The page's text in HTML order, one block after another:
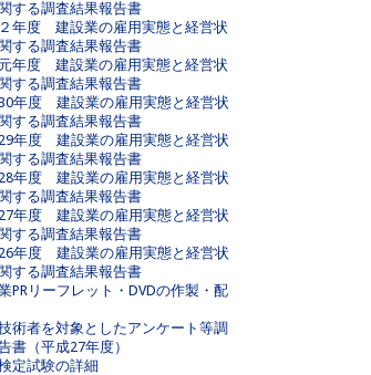
する調査結果報告書
年度 建設業の雇用実態と経営状
する調査結果報告書
年度 建設業の雇用実態と経営状
する調査結果報告書
年度 建設業の雇用実態と経営状
する調査結果報告書
年度 建設業の雇用実態と経営状
する調査結果報告書
年度 建設業の雇用実態と経営状
する調査結果報告書
年度 建設業の雇用実態と経営状
する調査結果報告書
年度 建設業の雇用実態と経営状
する調査結果報告書
PRリーフレット・DVDの作製・配
術者を対象としたアンケート等調
書（平成27年度）
定試験の詳細